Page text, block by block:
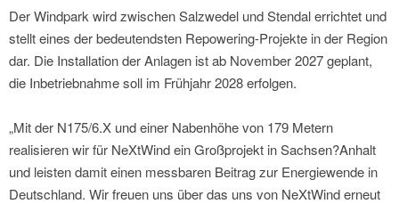
Der Windpark wird zwischen Salzwedel und Stendal errichtet und
stellt eines der bedeutendsten Repowering-Projekte in der Region
dar. Die Installation der Anlagen ist ab November 2027 geplant,
die Inbetriebnahme soll im Frühjahr 2028 erfolgen.
„Mit der N175/6.X und einer Nabenhöhe von 179 Metern
realisieren wir für NeXtWind ein Großprojekt in Sachsen?Anhalt
und leisten damit einen messbaren Beitrag zur Energiewende in
Deutschland. Wir freuen uns über das uns von NeXtWind erneut